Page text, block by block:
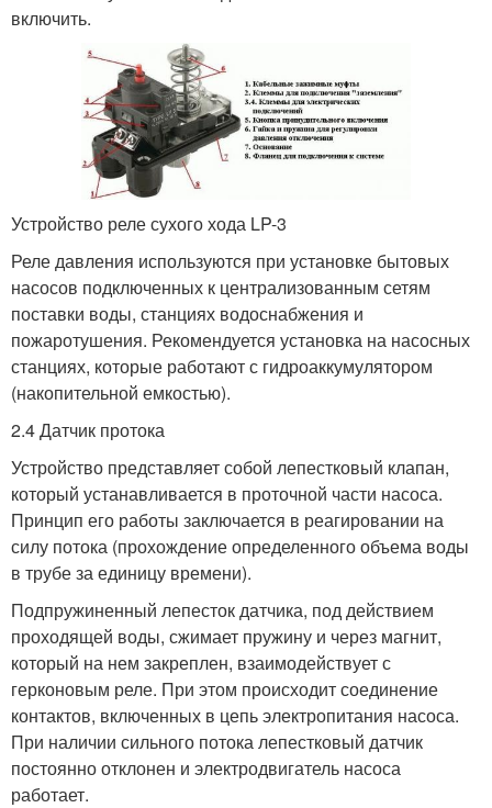
включить.
Устройство реле сухого хода LP-3
Реле давления используются при установке бытовых
насосов подключенных к централизованным сетям
поставки воды, станциях водоснабжения и
пожаротушения. Рекомендуется установка на насосных
станциях, которые работают с гидроаккумулятором
(накопительной емкостью).
2.4 Датчик протока
Устройство представляет собой лепестковый клапан,
который устанавливается в проточной части насоса.
Принцип его работы заключается в реагировании на
силу потока (прохождение определенного объема воды
в трубе за единицу времени).
Подпружиненный лепесток датчика, под действием
проходящей воды, сжимает пружину и через магнит,
который на нем закреплен, взаимодействует с
герконовым реле. При этом происходит соединение
контактов, включенных в цепь электропитания насоса.
При наличии сильного потока лепестковый датчик
постоянно отклонен и электродвигатель насоса
работает.